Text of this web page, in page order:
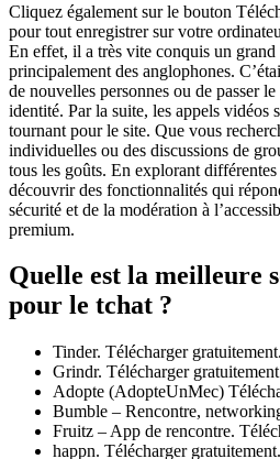
Cliquez également sur le bouton
pour tout enregistrer sur votre
En effet, il a très vite conquis un grand
principalement des anglophones.
de nouvelles personnes ou de passer
identité. Par la suite, les appels vidéos
tournant pour le site. Que vous
individuelles ou des discussions de
tous les goûts. En explorant
découvrir des fonctionnalités qui
sécurité et de la modération à
premium.
Quelle est la meilleure
pour le tchat ?
Tinder. Télécharger gratuitement.
Grindr. Télécharger
Adopte (AdopteUnMec)
Bumble – Rencontre,
Fruitz – App de rencontre.
happn. Télécharger gratuitement.